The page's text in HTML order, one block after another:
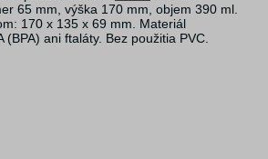
65 mm, výška 170 mm, objem 390 ml.
170 x 135 x 69 mm. Materiál
(BPA) ani ftaláty. Bez použitia PVC.